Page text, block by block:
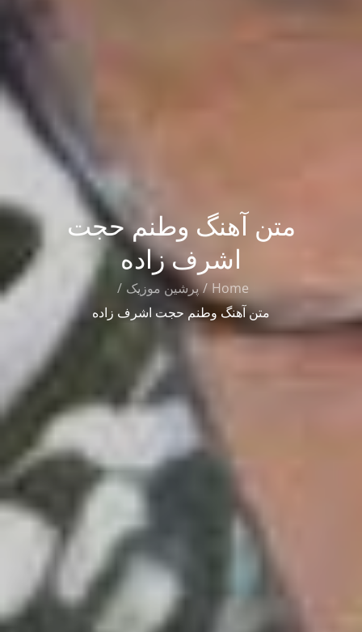
متن آهنگ وطنم حجت
اشرف زاده
Home
پرشین موزیک
متن آهنگ وطنم حجت اشرف زاده